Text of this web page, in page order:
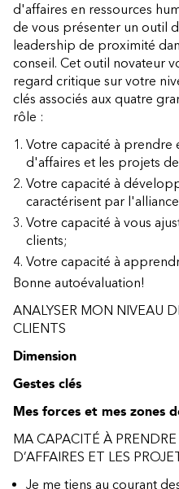
d'affaires en ressources
de vous présenter un outil
leadership de proximité
conseil. Cet outil novateur
regard critique sur votre
clés associés aux quatre
rôle :
Votre capacité à prendre
d'affaires et les projets
Votre capacité à
caractérisent par
Votre capacité à vous
clients;
Votre capacité à
Bonne autoévaluation!
ANALYSER MON NIVEAU
CLIENTS
Dimension
Gestes clés
Mes forces et mes zones
MA CAPACITÉ À
D’AFFAIRES ET LES
Je me tiens au courant